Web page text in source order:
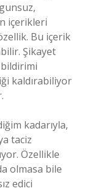
içerikleri
Bu içerik
Şikayet
kaldırabiliyor
kadarıyla,
taciz
Özellikle
olmasa bile
edici